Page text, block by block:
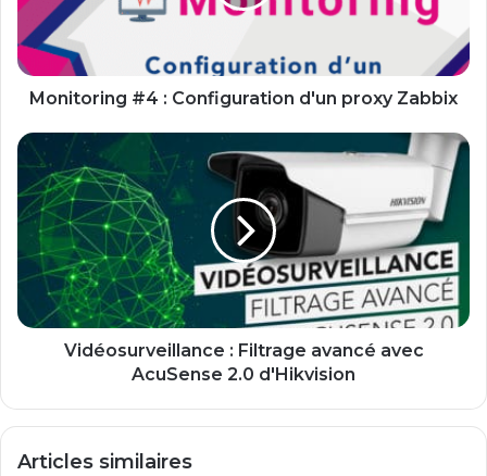
proxy
Zabbix
Monitoring #4 : Configuration d'un proxy Zabbix
Vidéosurveillance
:
Filtrage
avancé
avec
AcuSense
2.0
d'Hikvision
Vidéosurveillance : Filtrage avancé avec
AcuSense 2.0 d'Hikvision
Articles similaires